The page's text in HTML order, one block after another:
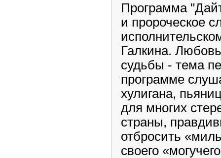
Программа
и пророческое
Галкина.
судьбы - тема
программе
хулигана,
для многих
страны,
отбросить
своего